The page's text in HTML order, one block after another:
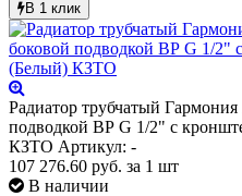
В 1 клик
Радиатор трубчатый
подводкой ВР G 1/2" с
КЗТО Артикул: -
107 276.60 руб. за 1 шт
В наличии